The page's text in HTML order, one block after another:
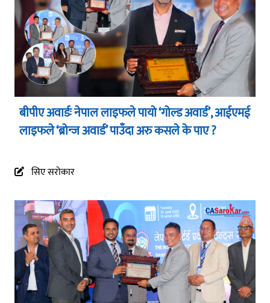
बीपीए अवार्डः नेपाल लाइफले पायो ‘गोल्ड अवार्ड’, आईएमई
लाइफले ‘ब्रोन्ज अवार्ड’ पाउँदा अरु कसले के पाए ?
सिए सरोकार